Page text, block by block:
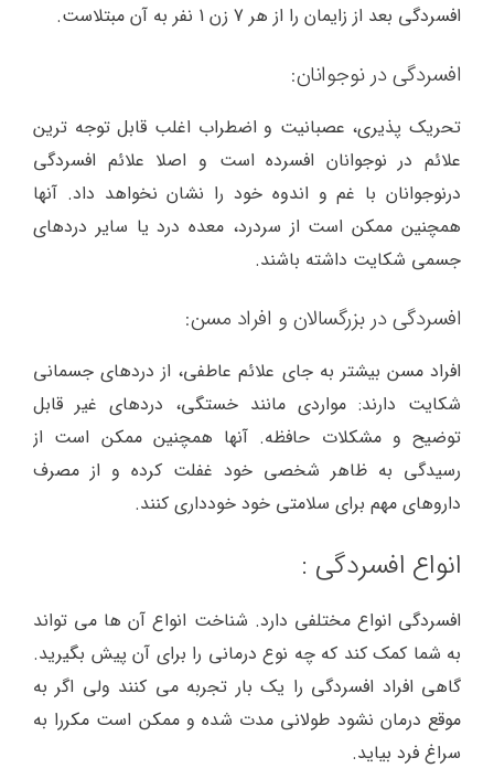
افسردگی بعد از زایمان را از هر 7 زن 1 نفر به آن مبتلاست.
افسردگی در نوجوانان:
تحریک پذیری، عصبانیت و اضطراب اغلب قابل توجه ترین
علائم در نوجوانان افسرده است و اصلا علائم افسردگی
درنوجوانان با غم و اندوه خود را نشان نخواهد داد. آنها
همچنین ممکن است از سردرد، معده درد یا سایر دردهای
جسمی شکایت داشته باشند.
افسردگی در بزرگسالان و افراد مسن:
افراد مسن بیشتر به جای علائم عاطفی، از دردهای جسمانی
شکایت دارند: مواردی مانند خستگی، دردهای غیر قابل
توضیح و مشکلات حافظه. آنها همچنین ممکن است از
رسیدگی به ظاهر شخصی خود غفلت کرده و از مصرف
داروهای مهم برای سلامتی خود خودداری کنند.
انواع افسردگی :
افسردگی انواع مختلفی دارد. شناخت انواع آن ها می تواند
به شما کمک کند که چه نوع درمانی را برای آن پیش بگیرید.
گاهی افراد افسردگی را یک بار تجربه می کنند ولی اگر به
موقع درمان نشود طولانی مدت شده و ممکن است مکررا به
سراغ فرد بیاید.